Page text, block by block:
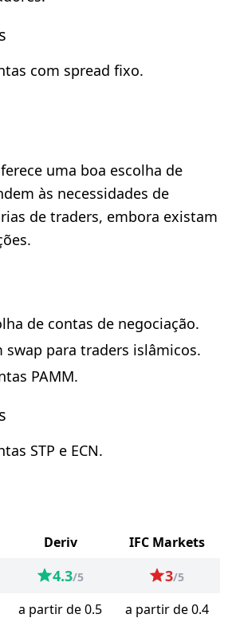
com spread fixo.
uma boa escolha de
às necessidades de
de traders, embora existam
de contas de negociação.
swap para traders islâmicos.
PAMM.
STP e ECN.
Deriv
IFC Markets
4.3/5 3/5
a partir de 0.5
a partir de 0.4